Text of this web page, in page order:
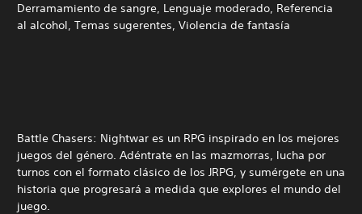
Derramamiento de sangre, Lenguaje moderado, Referencia
al alcohol, Temas sugerentes, Violencia de fantasía
Battle Chasers: Nightwar es un RPG inspirado en los mejores
juegos del género. Adéntrate en las mazmorras, lucha por
turnos con el formato clásico de los JRPG, y sumérgete en una
historia que progresará a medida que explores el mundo del
juego.